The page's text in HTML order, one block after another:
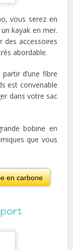
vous serez en
kayak en mer.
des accessoires
abordable.
d’une fibre
est convenable
dans votre sac
bobine en
que vous
en carbone